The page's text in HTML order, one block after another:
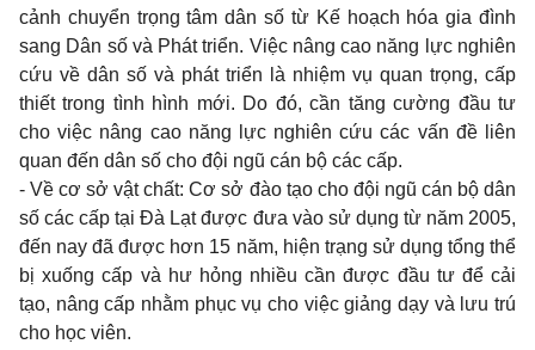
cảnh chuyển trọng tâm dân số từ Kế hoạch hóa gia đình
sang Dân số và Phát triển. Việc nâng cao năng lực nghiên
cứu về dân số và phát triển là nhiệm vụ quan trọng, cấp
thiết trong tình hình mới. Do đó, cần tăng cường đầu tư
cho việc nâng cao năng lực nghiên cứu các vấn đề liên
quan đến dân số cho đội ngũ cán bộ các cấp.
- Về cơ sở vật chất: Cơ sở đào tạo cho đội ngũ cán bộ dân
số các cấp tại Đà Lạt được đưa vào sử dụng từ năm 2005,
đến nay đã được hơn 15 năm, hiện trạng sử dụng tổng thể
bị xuống cấp và hư hỏng nhiều cần được đầu tư để cải
tạo, nâng cấp nhằm phục vụ cho việc giảng dạy và lưu trú
cho học viên.